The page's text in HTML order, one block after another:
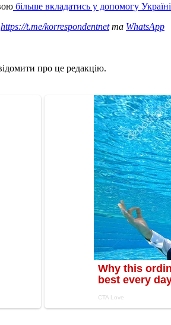
більше вкладатись у допомогу Україні
https://t.me/korrespondentnetта WhatsApp
про це редакцію.